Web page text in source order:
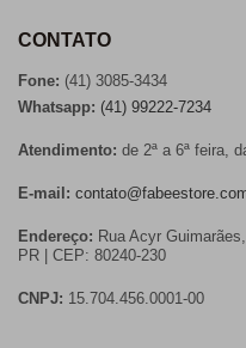
CONTATO
Fone: (41) 3085-3434
Whatsapp: (41) 99222-7234
Atendimento: de 2ª a 6ª feira,
E-mail:
Endereço: Rua Acyr
PR | CEP: 80240-230
CNPJ: 15.704.456.0001-00